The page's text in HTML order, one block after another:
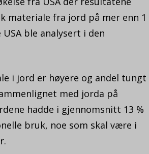
materiale fra jord på mer enn 1
ble analysert i den
i jord er høyere og andel tungt
med jorda på
hadde i gjennomsnitt 13 %
bruk, noe som skal være i